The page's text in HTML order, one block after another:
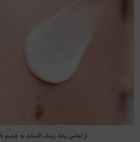
از تماس پماد زینک اکساید به چشم